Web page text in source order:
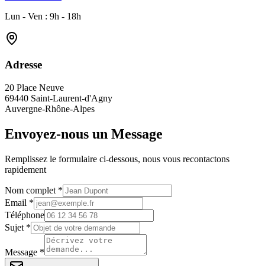
Lun - Ven : 9h - 18h
Adresse
20 Place Neuve
69440 Saint-Laurent-d'Agny
Auvergne-Rhône-Alpes
Envoyez-nous un Message
Remplissez le formulaire ci-dessous, nous vous recontactons
rapidement
Nom complet *
Email *
Téléphone
Sujet *
Message *